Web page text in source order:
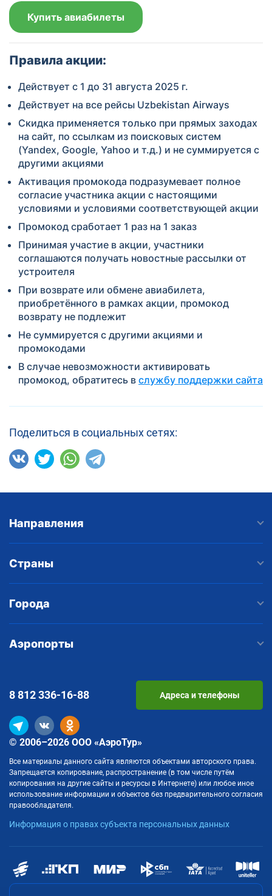
Купить авиабилеты
Правила акции:
Действует с 1 до 31 августа 2025 г.
Действует на все рейсы Uzbekistan Airways
Скидка применяется только при прямых заходах
на сайт, по ссылкам из поисковых систем
(Yandex, Google, Yahoo и т.д.) и не суммируется с
другими акциями
Активация промокода подразумевает полное
согласие участника акции с настоящими
условиями и условиями соответствующей акции
Промокод сработает 1 раз на 1 заказ
Принимая участие в акции, участники
соглашаются получать новостные рассылки от
устроителя
При возврате или обмене авиабилета,
приобретённого в рамках акции, промокод
возврату не подлежит
Не суммируется с другими акциями и
промокодами
В случае невозможности активировать
промокод, обратитесь в службу поддержки сайта
Поделиться в социальных сетях:
Направления
Страны
Города
Аэропорты
© 2006–2026 ООО «АэроТур»
Все материалы данного сайта являются объектами авторского права.
Запрещается копирование, распространение (в том числе путём
копирования на другие сайты и ресурсы в Интернете) или любое иное
использование информации и объектов без предварительного согласия
правообладателя.
Информация о правах субъекта персональных данных
8 812336-16-88 Адреса и телефоны